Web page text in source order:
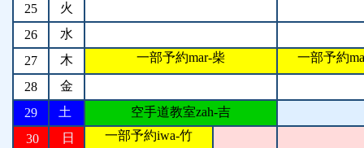
25
火
26
水
27
木 一部予約mar-柴 一部予約
28
金
29
土
空手道教室zah-吉
30
日 一部予約iwa-竹